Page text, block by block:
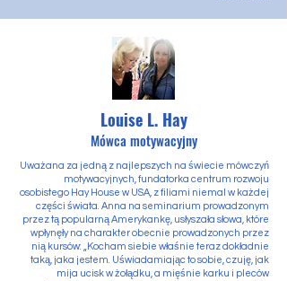
Louise L. Hay
Mówca motywacyjny
Uważana za jedną z najlepszych na świecie mówczyń
motywacyjnych, fundatorka centrum rozwoju
osobistego Hay House w USA, z filiami niemal w każdej
części świata. Anna na seminarium prowadzonym
przez tą popularną Amerykankę, usłyszała słowa, które
wpłynęły na charakter obecnie prowadzonych przez
nią kursów: „Kocham siebie właśnie teraz dokładnie
taką, jaka jestem. Uświadamiając to sobie, czuję, jak
mija ucisk w żołądku, a mięśnie karku i pleców